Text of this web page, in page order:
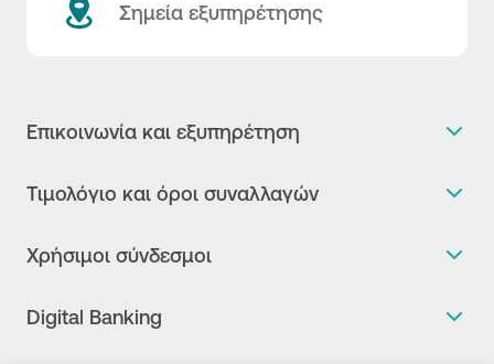
Σημεία εξυπηρέτησης
Επικοινωνία και εξυπηρέτηση
Η νέα Ψηφιακή Εποχή στις συναλλαγές, έφτασε!
Officer
Τιμολόγιο και όροι συναλλαγών
Δελτίο πληροφόρησης περί τελών
Χρήσιμοι σύνδεσμοι
Digital Banking